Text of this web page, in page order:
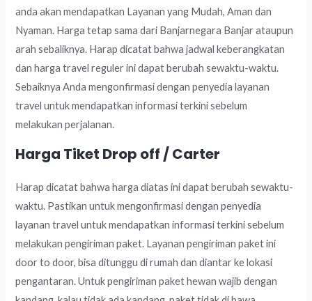
anda akan mendapatkan Layanan yang Mudah, Aman dan
Nyaman. Harga tetap sama dari Banjarnegara Banjar ataupun
arah sebaliknya. Harap dicatat bahwa jadwal keberangkatan
dan harga travel reguler ini dapat berubah sewaktu-waktu.
Sebaiknya Anda mengonfirmasi dengan penyedia layanan
travel untuk mendapatkan informasi terkini sebelum
melakukan perjalanan.
Harga Tiket Drop off / Carter
Harap dicatat bahwa harga diatas ini dapat berubah sewaktu-
waktu. Pastikan untuk mengonfirmasi dengan penyedia
layanan travel untuk mendapatkan informasi terkini sebelum
melakukan pengiriman paket. Layanan pengiriman paket ini
door to door, bisa ditunggu di rumah dan diantar ke lokasi
pengantaran. Untuk pengiriman paket hewan wajib dengan